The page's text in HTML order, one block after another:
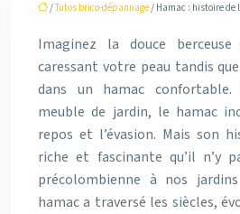
/Tutos brico-dépannage/ Hamac : histoire de
Imaginez la douce
caressant votre peau tandis
dans un hamac confortable.
meuble de jardin, le hamac
repos et l’évasion. Mais son
riche et fascinante qu’il n’y
précolombienne à nos
hamac a traversé les siècles,